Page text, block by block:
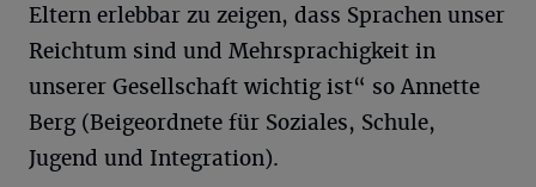
Eltern erlebbar zu zeigen, dass Sprachen unser
Reichtum sind und Mehrsprachigkeit in
unserer Gesellschaft wichtig ist“ so Annette
Berg (Beigeordnete für Soziales, Schule,
Jugend und Integration).